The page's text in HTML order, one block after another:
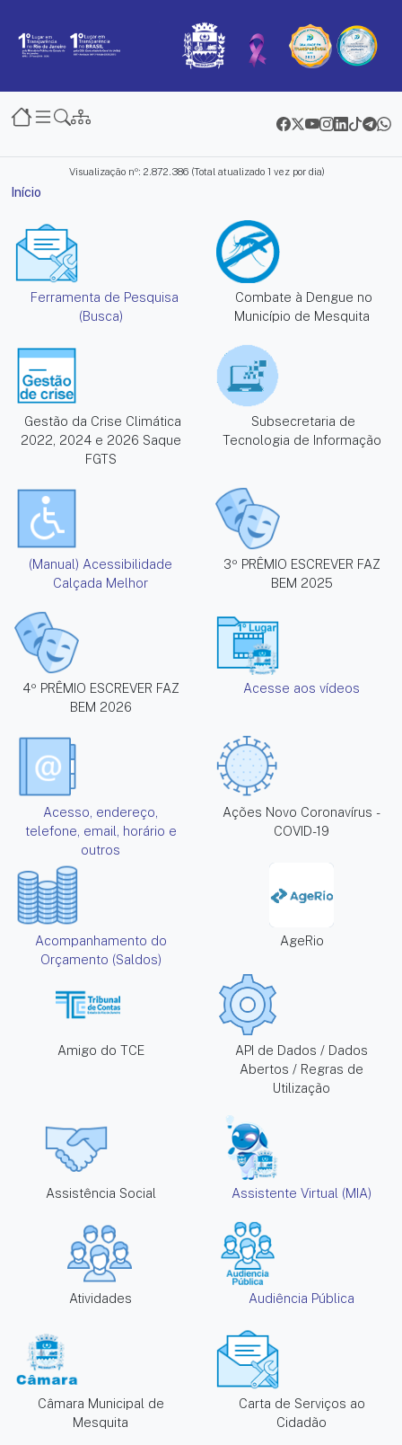
Início
Visualização nº: 2.872.386 (Total atualizado 1 vez por dia)
Serviços e informações
Ferramenta de Pesquisa
(Busca)
Combate à Dengue no
Município de Mesquita
Gestão da Crise Climática
2022, 2024 e 2026 Saque
FGTS
Subsecretaria de
Tecnologia de Informação
(Manual) Acessibilidade
Calçada Melhor
3º PRÊMIO ESCREVER FAZ
BEM 2025
4º PRÊMIO ESCREVER FAZ
BEM 2026
Acesse aos vídeos
Acesso, endereço,
telefone, email, horário e
outros
Ações Novo Coronavírus -
COVID-19
Acompanhamento do
Orçamento (Saldos)
AgeRio
Amigo do TCE
API de Dados / Dados
Abertos / Regras de
Utilização
Assistência Social Assistente Virtual (MIA)
Atividades Audiência Pública
Câmara Municipal de
Mesquita
Carta de Serviços ao
Cidadão